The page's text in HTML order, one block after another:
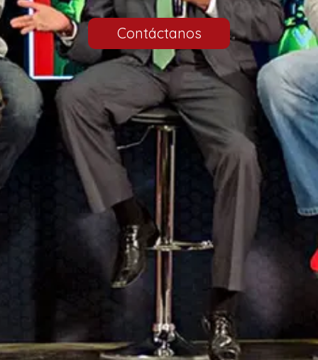
Contáctanos